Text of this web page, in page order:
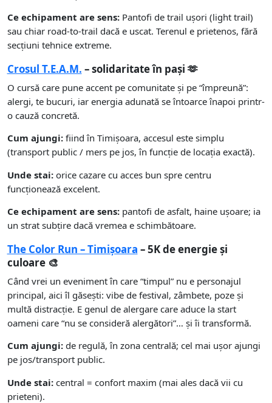
Ce echipament are sens:Pantofi de trail ușori (light trail)
sau chiar road-to-trail dacă e uscat. Terenul e prietenos, fără
secțiuni tehnice extreme.
Crosul T.E.A.M. – solidaritate în pași 🫶
O cursă care pune accent pe comunitate și pe “împreună”:
alergi, te bucuri, iar energia adunată se întoarce înapoi printr-
o cauză concretă.
Cum ajungi:fiind în Timișoara, accesul este simplu
(transport public / mers pe jos, în funcție de locația exactă).
Unde stai:orice cazare cu acces bun spre centru
funcționează excelent.
Ce echipament are sens:pantofi de asfalt, haine ușoare; ia
un strat subțire dacă vremea e schimbătoare.
The Color Run – Timișoara – 5K de energie și
culoare 🎨
Când vrei un eveniment în care “timpul” nu e personajul
principal, aici îl găsești: vibe de festival, zâmbete, poze și
multă distracție. E genul de alergare care aduce la start
oameni care “nu se consideră alergători”… și îi transformă.
Cum ajungi:de regulă, în zona centrală; cel mai ușor ajungi
pe jos/transport public.
Unde stai:central = confort maxim (mai ales dacă vii cu
prieteni).